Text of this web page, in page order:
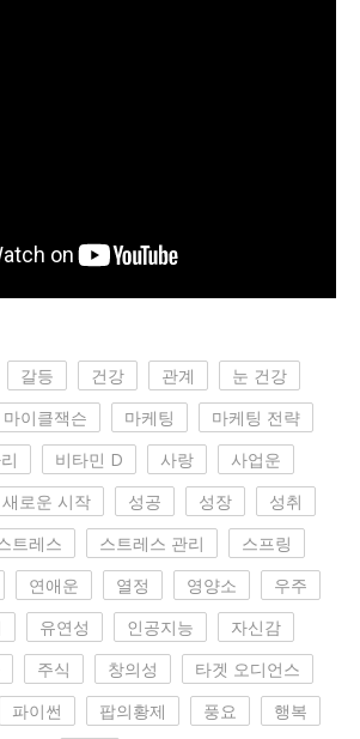
갈등 건강 관계
눈 건강
마이클잭슨 마케팅
마케팅 전략
비타민 D 사랑
사업운
새로운 시작 성공 성장
성취
트레스 스트레스 관리
스프링
연애운 열정 영양소
우주
유연성 인공지능
자신감
주식 창의성
타겟 오디언스
파이썬 팝의황제 풍요
행복